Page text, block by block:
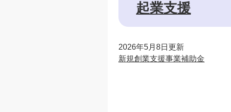
起業支援
2026年5月8日更新
新規創業支援事業補助金